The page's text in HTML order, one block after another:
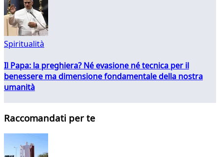
Spiritualità
Il Papa: la preghiera? Né evasione né tecnica per il
benessere ma dimensione fondamentale della nostra
umanità
Raccomandati per te